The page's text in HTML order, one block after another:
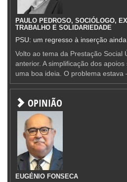
PAULO PEDROSO, SOCIÓLOGO,
TRABALHO E SOLIDARIEDADE
PSU: um regresso à inserção
Volto ao tema da Prestação Social
anterior. A simplificação dos apoios
uma boa ideia. O problema estava
OPINIÃO
EUGÉNIO FONSECA